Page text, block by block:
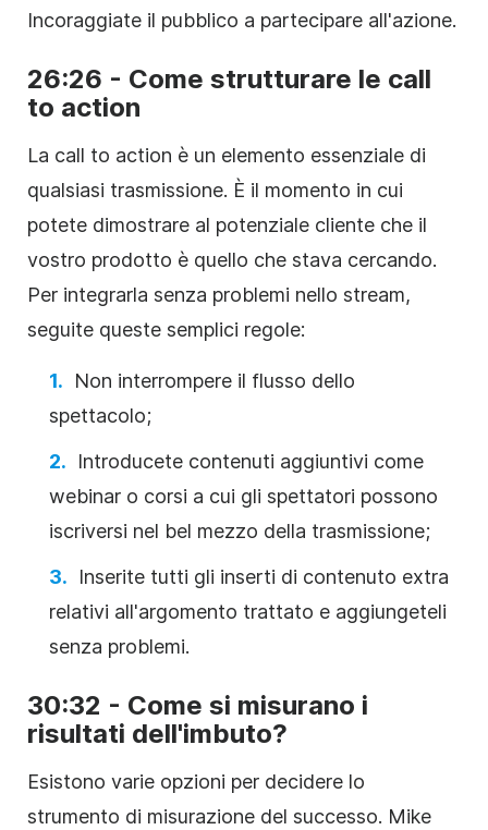
Incoraggiate il pubblico a partecipare all'azione.
26:26 - Come strutturare le call
to action
La call to action è un elemento essenziale di
qualsiasi trasmissione. È il momento in cui
potete dimostrare al potenziale cliente che il
vostro prodotto è quello che stava cercando.
Per integrarla senza problemi nello stream,
seguite queste semplici regole:
Non interrompere il flusso dello
spettacolo;
Introducete contenuti aggiuntivi come
webinar o corsi a cui gli spettatori possono
iscriversi nel bel mezzo della trasmissione;
Inserite tutti gli inserti di contenuto extra
relativi all'argomento trattato e aggiungeteli
senza problemi.
30:32 - Come si misurano i
risultati dell'imbuto?
Esistono varie opzioni per decidere lo
strumento di misurazione del successo. Mike